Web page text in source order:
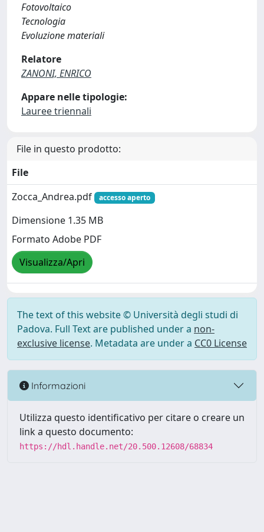
Fotovoltaico
Tecnologia
Evoluzione materiali
Relatore
ZANONI, ENRICO
Appare nelle tipologie:
Lauree triennali
File in questo prodotto:
File
Zocca_Andrea.pdf
accesso aperto
Dimensione 1.35 MB
Formato Adobe PDF
Visualizza/Apri
The text of this website © Università degli studi di
Padova. Full Text are published under a non-
exclusive license. Metadata are under a CC0 License
Informazioni
Utilizza questo identificativo per citare o creare un
link a questo documento:
https://hdl.handle.net/20.500.12608/68834